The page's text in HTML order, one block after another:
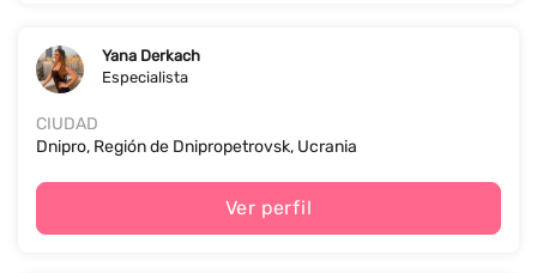
Yana Derkach
Especialista
CIUDAD
Dnipro, Región de Dnipropetrovsk, Ucrania
Ver perfil